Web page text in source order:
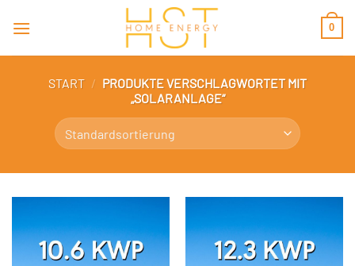
Inhalt
0
START / PRODUKTE VERSCHLAGWORTET MIT
„SOLARANLAGE“